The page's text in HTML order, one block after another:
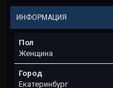
ИНФОРМАЦИЯ
Пол
Женщина
Город
Екатеринбург